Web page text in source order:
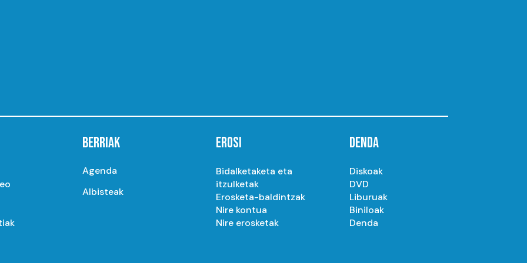
BERRIAK
Agenda
Albisteak
EROSI
Bidalketaketa eta
itzulketak
Erosketa-baldintzak
Nire kontua
Nire erosketak
DENDA
Diskoak
DVD
Liburuak
Biniloak
Denda